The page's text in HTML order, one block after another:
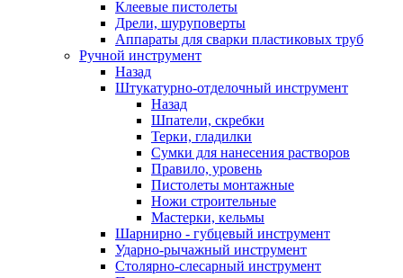
Клеевые пистолеты
Дрели, шуруповерты
Аппараты для сварки пластиковых труб
Ручной инструмент
Назад
Штукатурно-отделочный инструмент
Назад
Шпатели, скребки
Терки, гладилки
Сумки для нанесения растворов
Правило, уровень
Пистолеты монтажные
Ножи строительные
Мастерки, кельмы
Шарнирно - губцевый инструмент
Ударно-рычажный инструмент
Столярно-слесарный инструмент